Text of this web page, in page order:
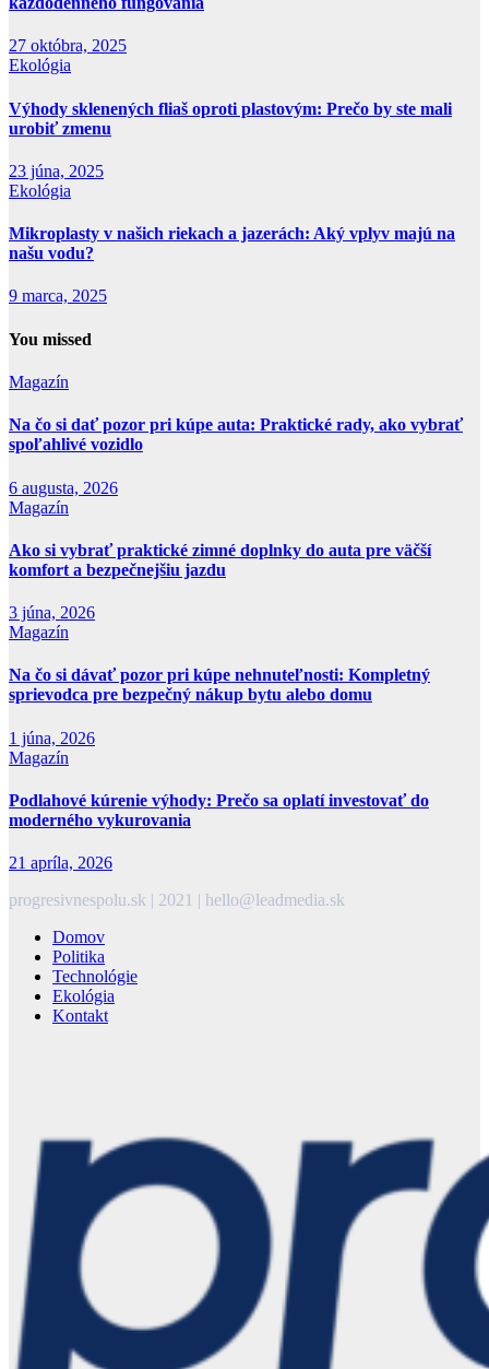
27 októbra, 2025
Ekológia
Výhody sklenených fliaš oproti plastovým: Prečo by ste mali
urobiť zmenu
23 júna, 2025
Ekológia
Mikroplasty v našich riekach a jazerách: Aký vplyv majú na
našu vodu?
9 marca, 2025
You missed
Magazín
Na čo si dať pozor pri kúpe auta: Praktické rady, ako vybrať
spoľahlivé vozidlo
6 augusta, 2026
Magazín
Ako si vybrať praktické zimné doplnky do auta pre väčší
komfort a bezpečnejšiu jazdu
3 júna, 2026
Magazín
Na čo si dávať pozor pri kúpe nehnuteľnosti: Kompletný
sprievodca pre bezpečný nákup bytu alebo domu
1 júna, 2026
Magazín
Podlahové kúrenie výhody: Prečo sa oplatí investovať do
moderného vykurovania
21 apríla, 2026
progresivnespolu.sk | 2021 | hello@leadmedia.sk
Domov
Politika
Technológie
Ekológia
Kontakt